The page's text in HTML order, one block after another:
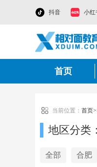
抖音 小红
首页
当前位置： 首页
地区分类：
全部 合肥